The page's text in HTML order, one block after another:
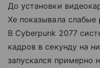
До установки
Xe показывала слабые
В Cyberpunk 2077
кадров в секунду на
запускался примерно